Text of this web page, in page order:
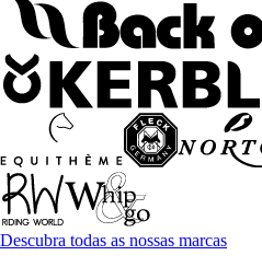
Descubra todas as nossas marcas